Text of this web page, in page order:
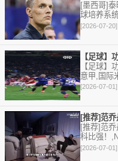
[墨西哥]泰
球培养系
西班牙,法
洛哥,克罗
育资讯。
[2026-07-20]
【足球】
【足球】
意甲,国际
站提供最
[2026-07-01]
[推荐]范乔
科比强！
剪辑视频
频,集锦,录
[2026-07-01]